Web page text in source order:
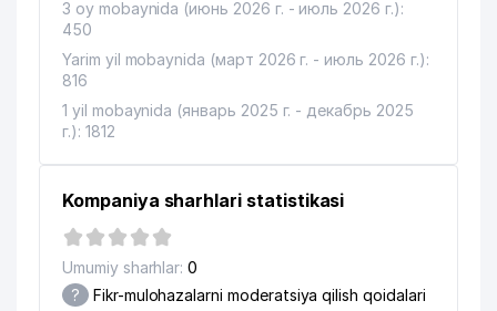
3 oy mobaynida (июнь 2026 г. - июль 2026 г.):
450
Yarim yil mobaynida (март 2026 г. - июль 2026 г.):
816
1 yil mobaynida (январь 2025 г. - декабрь 2025
г.): 1812
Kompaniya sharhlari statistikasi
Umumiy sharhlar: 0
? Fikr-mulohazalarni moderatsiya qilish qoidalari